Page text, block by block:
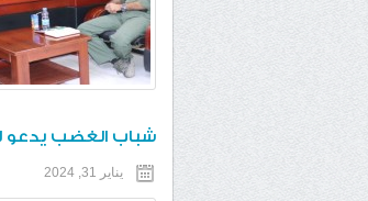
شباب الغضب يدعو
يناير 31, 2024